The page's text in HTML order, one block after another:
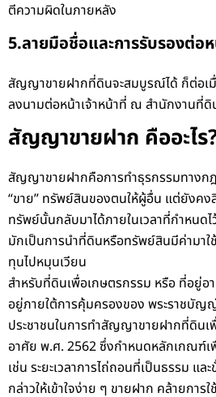
ตีความผิดในภายหลัง
5.ลายมือชื่อและการรับรองต่อ
สัญญาขายฝากที่ดินจะสมบูรณ์ได้ ก็ต่อ
ลงนามต่อหน้าเจ้าหน้าที่ ณ สำนักงานที่ดิ
สัญญาขายฝาก คืออะไร
สัญญาขายฝากคือการทำธุรกรรมทางก
“ขาย” ทรัพย์สินของตนให้ผู้อื่น แต่ยังคง
ทรัพย์นั้นกลับมาได้ภายในเวลาที่กำหน
มักเป็นการนำที่ดินหรือทรัพย์สินมีค่ามาใ
ทุนไปหมุนเวียน
สำหรับที่ดินเพื่อเกษตรกรรม หรือ ที่อยู่
อยู่ภายใต้การคุ้มครองของ พระราชบัญ
ประชาชนในการทำสัญญาขายฝากที่ดิน
อาศัย พ.ศ. 2562 ซึ่งกำหนดหลักเกณฑ์เ
เช่น ระยะเวลาการไถ่ถอนที่เป็นธรรม แ
กล่าวให้เข้าใจง่าย ๆ ขายฝาก คล้ายการ